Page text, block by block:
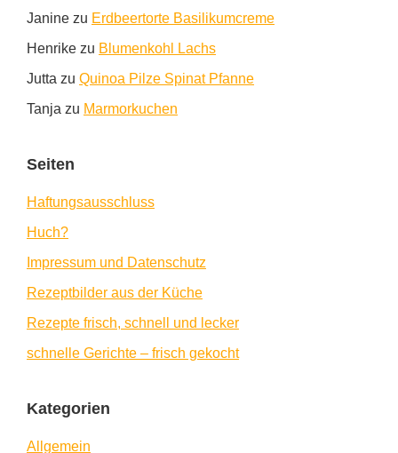
Janine zu Erdbeertorte Basilikumcreme
Henrike zu Blumenkohl Lachs
Jutta zu Quinoa Pilze Spinat Pfanne
Tanja zu Marmorkuchen
Seiten
Haftungsausschluss
Huch?
Impressum und Datenschutz
Rezeptbilder aus der Küche
Rezepte frisch, schnell und lecker
schnelle Gerichte – frisch gekocht
Kategorien
Allgemein